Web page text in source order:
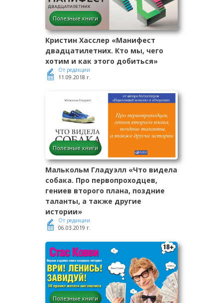
Полезные книги
Кристин Хасслер «Манифест
двадцатилетних. Кто мы, чего
хотим и как этого добиться»
От редакции
11.09.2018 г.
Полезные книги
Малькольм Гладуэлл «Что видела
собака. Про первопроходцев,
гениев второго плана, поздние
таланты, а также другие
истории»
От редакции
06.03.2019 г.
Полезные книги